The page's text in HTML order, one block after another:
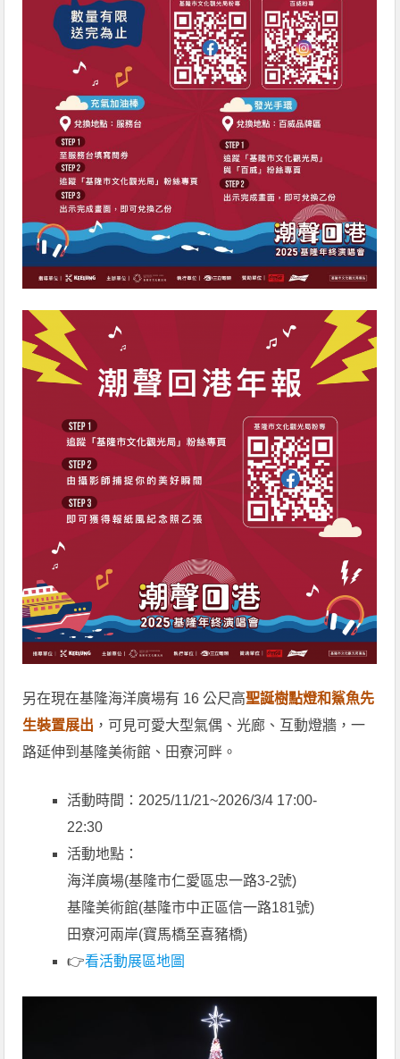
另在現在基隆海洋廣場有 16 公尺高聖誕樹點燈和鯊魚先
生裝置展出 ，可見可愛大型氣偶、光廊、互動燈牆，一
路延伸到基隆美術館、田寮河畔。
活動時間：2025/11/21~2026/3/4 17:00-
22:30
活動地點：
海洋廣場(基隆市仁愛區忠一路3-2號)
基隆美術館(基隆市中正區信一路181號)
田寮河兩岸(寶馬橋至喜豬橋)
👉看活動展區地圖